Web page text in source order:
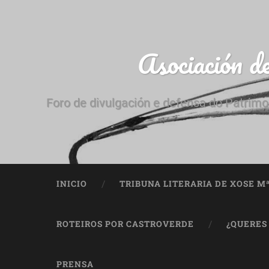
Asociación
Foro de divulgación e defensa do
INICIO TRIBUNA LITERARIA DE XOSE
ROTEIROS POR CASTROVERDE
PRENSA